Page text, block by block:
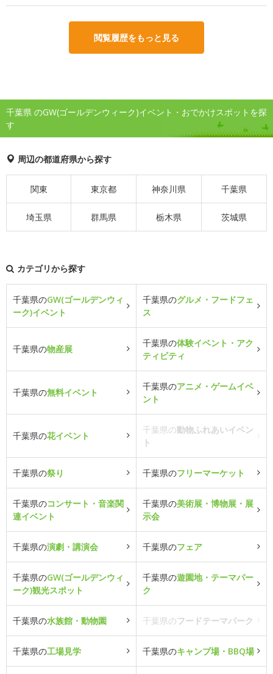
閲覧履歴をもっと見る
千葉県 のGW(ゴールデンウィーク)イベント・おでかけスポットを探
す
周辺の都道府県から探す
関東 東京都 神奈川県 千葉県
埼玉県 群馬県 栃木県 茨城県
カテゴリから探す
千葉県のGW(ゴールデンウィ
ーク)イベント
千葉県のグルメ・フードフェ
ス
千葉県の物産展
千葉県の体験イベント・アク
ティビティ
千葉県の無料イベント
千葉県のアニメ・ゲームイベ
ント
千葉県の花イベント
千葉県の動物ふれあいイベン
ト
千葉県の祭り 千葉県のフリーマーケット
千葉県のコンサート・音楽関
連イベント
千葉県の美術展・博物展・展
示会
千葉県の演劇・講演会 千葉県のフェア
千葉県のGW(ゴールデンウィ
ーク)観光スポット
千葉県の遊園地・テーマパー
ク
千葉県の水族館・動物園 千葉県のフードテーマパーク
千葉県の工場見学 千葉県のキャンプ場・BBQ場